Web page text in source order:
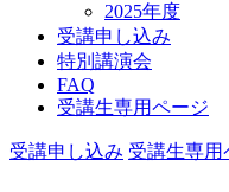
2025年度
受講申し込み
特別講演会
FAQ
受講生専用ページ
受講申し込み 受講生専用